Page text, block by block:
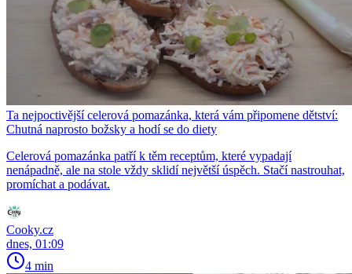
Ta nejpoctivější celerová pomazánka, která vám připomene dětství:
Chutná naprosto božsky a hodí se do diety
Celerová pomazánka patří k těm receptům, které vypadají
nenápadně, ale na stole vždy sklidí největší úspěch. Stačí nastrouhat,
promíchat a podávat.
Cooky.cz
dnes, 01:09
4 min